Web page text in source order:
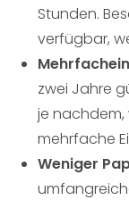
Stunden.
verfügbar,
zwei Jahre
je
mehrfache
Weniger